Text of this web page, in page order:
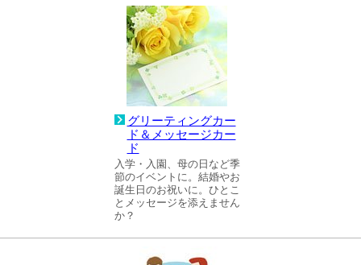
グリーティングカー
ド＆メッセージカー
ド
入学・入園、母の日など季
節のイベントに。結婚やお
誕生日のお祝いに。ひとこ
とメッセージを添えません
か？